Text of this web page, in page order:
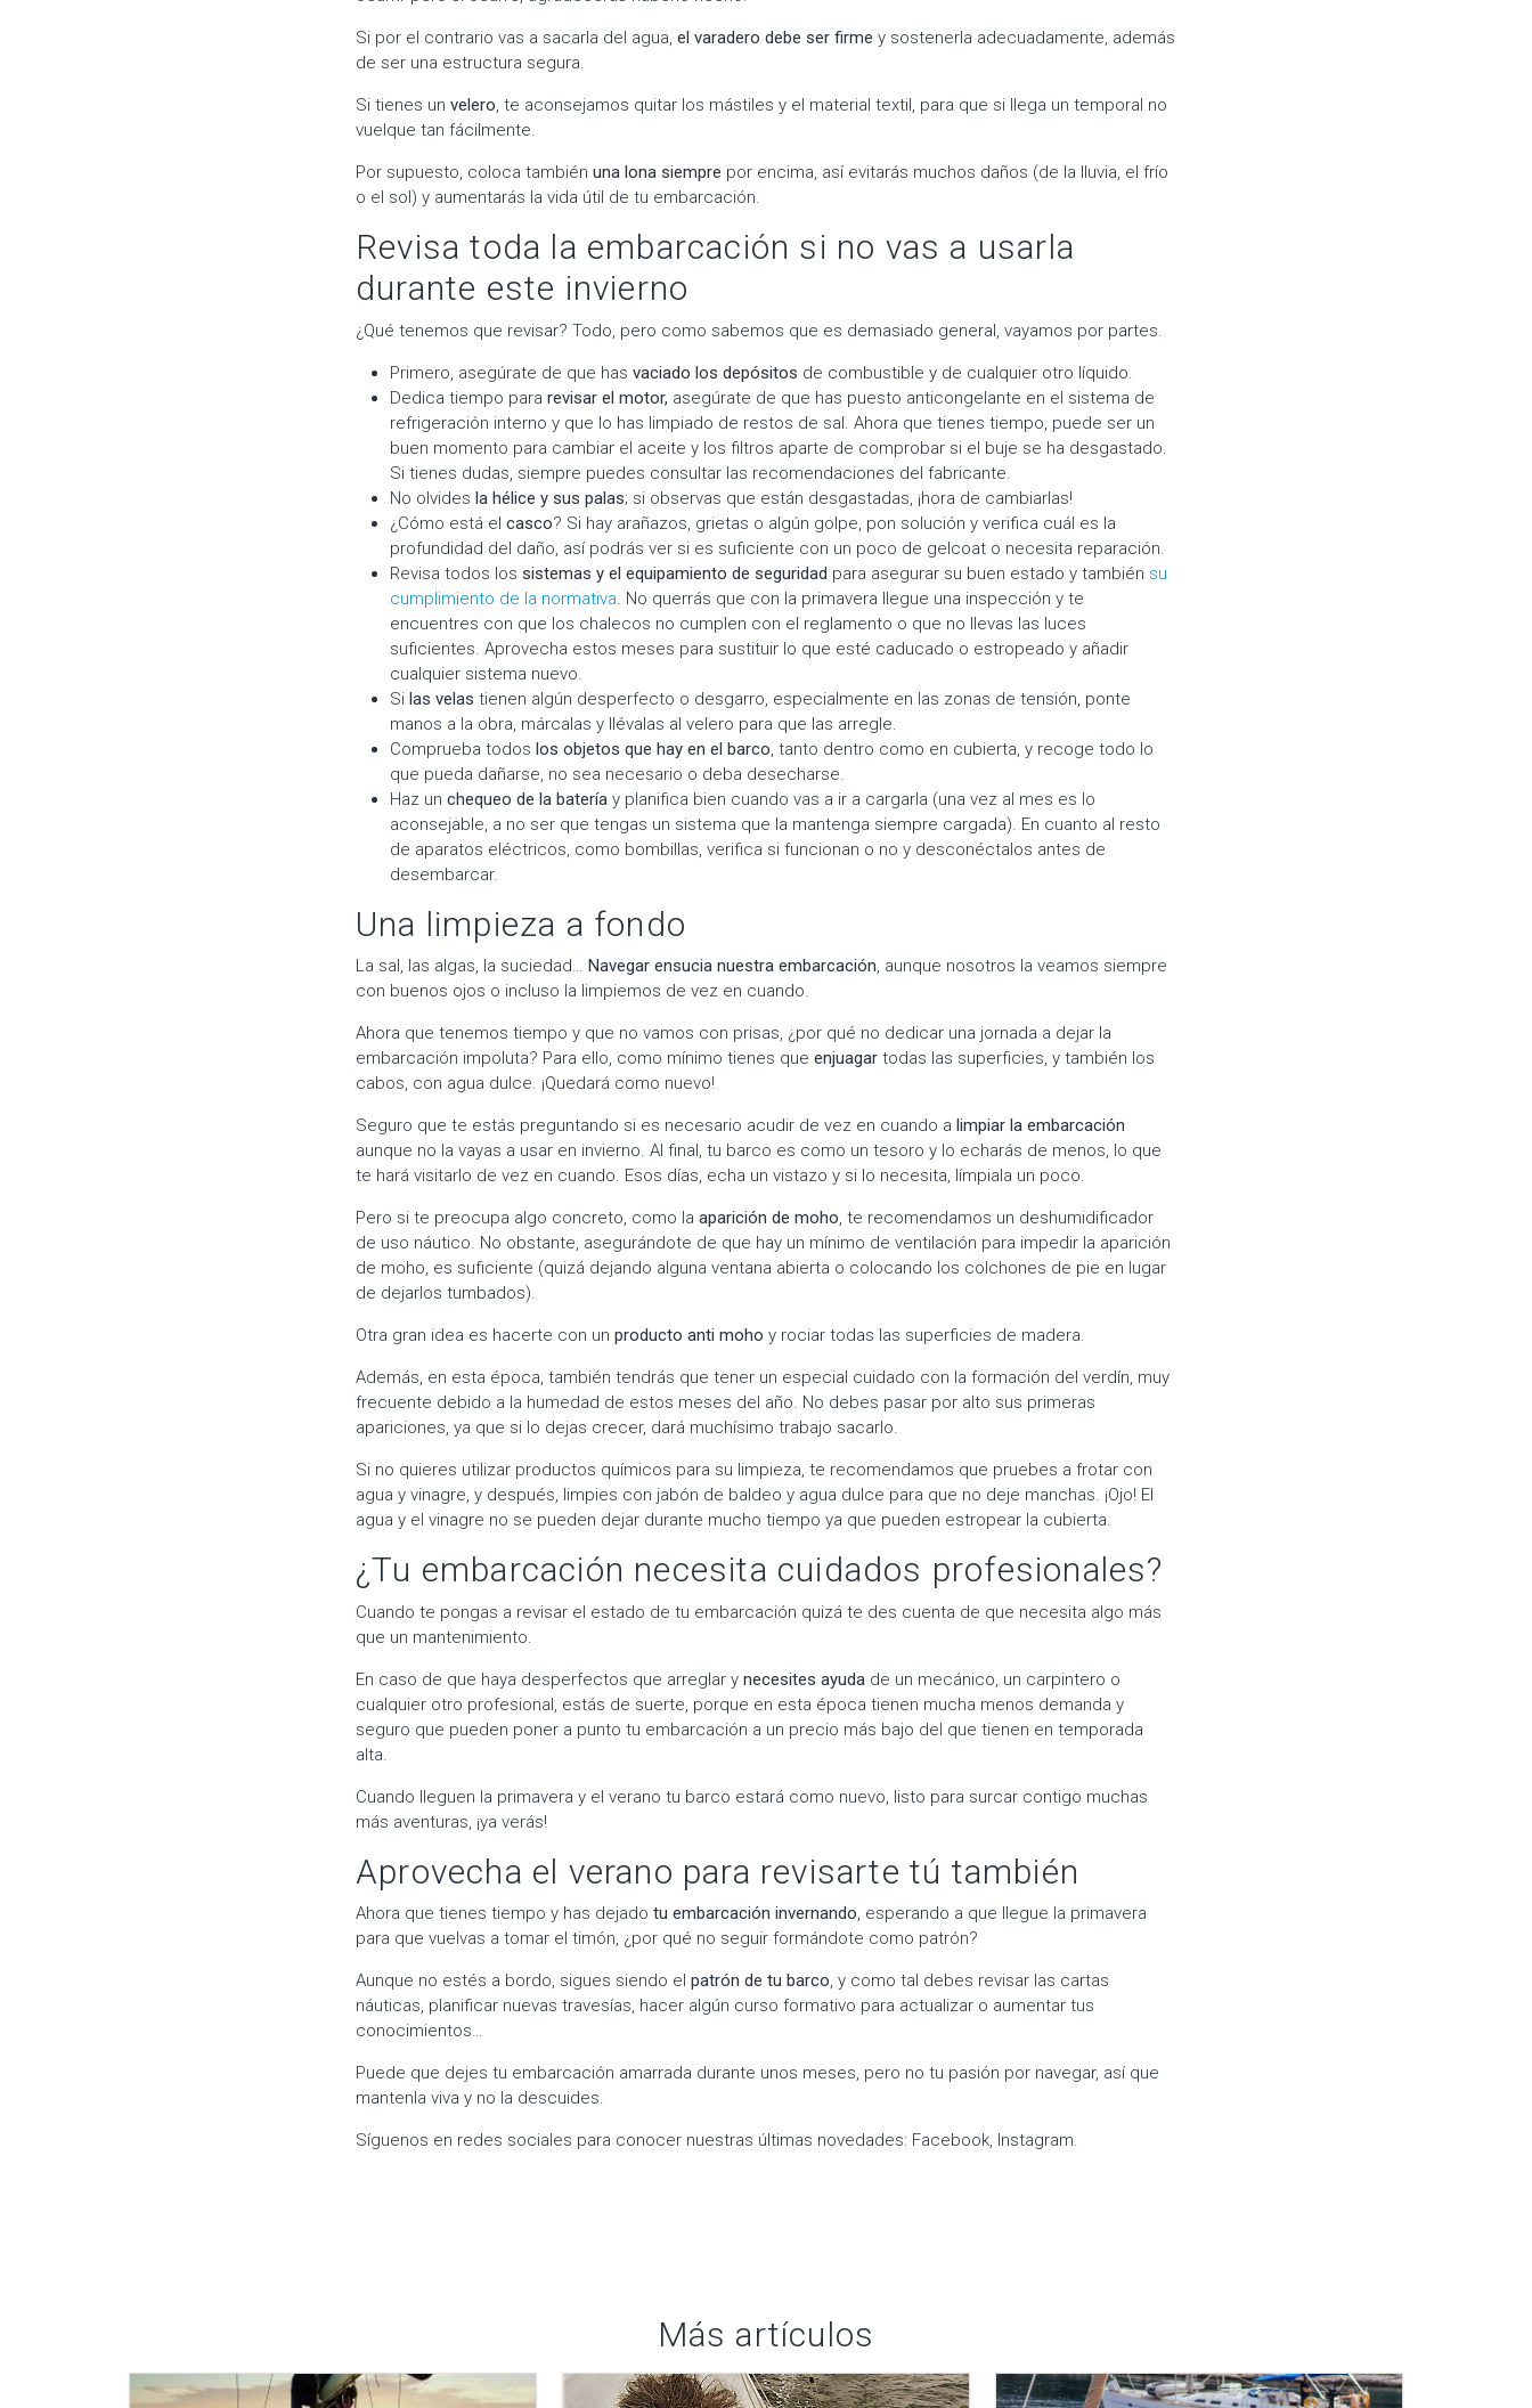
Si por el contrario vas a sacarla del agua, el varadero debe ser firme y sostenerla adecuadamente, además
de ser una estructura segura.
Si tienes un velero, te aconsejamos quitar los mástiles y el material textil, para que si llega un temporal no
vuelque tan fácilmente.
Por supuesto, coloca también una lona siempre por encima, así evitarás muchos daños (de la lluvia, el frío
o el sol) y aumentarás la vida útil de tu embarcación.
Revisa toda la embarcación si no vas a usarla
durante este invierno
¿Qué tenemos que revisar? Todo, pero como sabemos que es demasiado general, vayamos por partes.
Primero, asegúrate de que has vaciado los depósitos de combustible y de cualquier otro líquido.
Dedica tiempo para revisar el motor, asegúrate de que has puesto anticongelante en el sistema de
refrigeración interno y que lo has limpiado de restos de sal. Ahora que tienes tiempo, puede ser un
buen momento para cambiar el aceite y los filtros aparte de comprobar si el buje se ha desgastado.
Si tienes dudas, siempre puedes consultar las recomendaciones del fabricante.
No olvides la hélice y sus palas; si observas que están desgastadas, ¡hora de cambiarlas!
¿Cómo está el casco? Si hay arañazos, grietas o algún golpe, pon solución y verifica cuál es la
profundidad del daño, así podrás ver si es suficiente con un poco de gelcoat o necesita reparación.
Revisa todos los sistemas y el equipamiento de seguridad para asegurar su buen estado y también su
cumplimiento de la normativa. No querrás que con la primavera llegue una inspección y te
encuentres con que los chalecos no cumplen con el reglamento o que no llevas las luces
suficientes. Aprovecha estos meses para sustituir lo que esté caducado o estropeado y añadir
cualquier sistema nuevo.
Si las velas tienen algún desperfecto o desgarro, especialmente en las zonas de tensión, ponte
manos a la obra, márcalas y llévalas al velero para que las arregle.
Comprueba todos los objetos que hay en el barco, tanto dentro como en cubierta, y recoge todo lo
que pueda dañarse, no sea necesario o deba desecharse.
Haz un chequeo de la batería y planifica bien cuando vas a ir a cargarla (una vez al mes es lo
aconsejable, a no ser que tengas un sistema que la mantenga siempre cargada). En cuanto al resto
de aparatos eléctricos, como bombillas, verifica si funcionan o no y desconéctalos antes de
desembarcar.
Una limpieza a fondo
La sal, las algas, la suciedad… Navegar ensucia nuestra embarcación, aunque nosotros la veamos siempre
con buenos ojos o incluso la limpiemos de vez en cuando.
Ahora que tenemos tiempo y que no vamos con prisas, ¿por qué no dedicar una jornada a dejar la
embarcación impoluta? Para ello, como mínimo tienes que enjuagar todas las superficies, y también los
cabos, con agua dulce. ¡Quedará como nuevo!
Seguro que te estás preguntando si es necesario acudir de vez en cuando a limpiar la embarcación
aunque no la vayas a usar en invierno. Al final, tu barco es como un tesoro y lo echarás de menos, lo que
te hará visitarlo de vez en cuando. Esos días, echa un vistazo y si lo necesita, límpiala un poco.
Pero si te preocupa algo concreto, como la aparición de moho, te recomendamos un deshumidificador
de uso náutico. No obstante, asegurándote de que hay un mínimo de ventilación para impedir la aparición
de moho, es suficiente (quizá dejando alguna ventana abierta o colocando los colchones de pie en lugar
de dejarlos tumbados).
Otra gran idea es hacerte con un producto anti moho y rociar todas las superficies de madera.
Además, en esta época, también tendrás que tener un especial cuidado con la formación del verdín, muy
frecuente debido a la humedad de estos meses del año. No debes pasar por alto sus primeras
apariciones, ya que si lo dejas crecer, dará muchísimo trabajo sacarlo.
Si no quieres utilizar productos químicos para su limpieza, te recomendamos que pruebes a frotar con
agua y vinagre, y después, limpies con jabón de baldeo y agua dulce para que no deje manchas. ¡Ojo! El
agua y el vinagre no se pueden dejar durante mucho tiempo ya que pueden estropear la cubierta.
¿Tu embarcación necesita cuidados profesionales?
Cuando te pongas a revisar el estado de tu embarcación quizá te des cuenta de que necesita algo más
que un mantenimiento.
En caso de que haya desperfectos que arreglar y necesites ayuda de un mecánico, un carpintero o
cualquier otro profesional, estás de suerte, porque en esta época tienen mucha menos demanda y
seguro que pueden poner a punto tu embarcación a un precio más bajo del que tienen en temporada
alta.
Cuando lleguen la primavera y el verano tu barco estará como nuevo, listo para surcar contigo muchas
más aventuras, ¡ya verás!
Aprovecha el verano para revisarte tú también
Ahora que tienes tiempo y has dejado tu embarcación invernando, esperando a que llegue la primavera
para que vuelvas a tomar el timón, ¿por qué no seguir formándote como patrón?
Aunque no estés a bordo, sigues siendo el patrón de tu barco, y como tal debes revisar las cartas
náuticas, planificar nuevas travesías, hacer algún curso formativo para actualizar o aumentar tus
conocimientos…
Puede que dejes tu embarcación amarrada durante unos meses, pero no tu pasión por navegar, así que
mantenla viva y no la descuides.
Síguenos en redes sociales para conocer nuestras últimas novedades: Facebook, Instagram.
Más artículos